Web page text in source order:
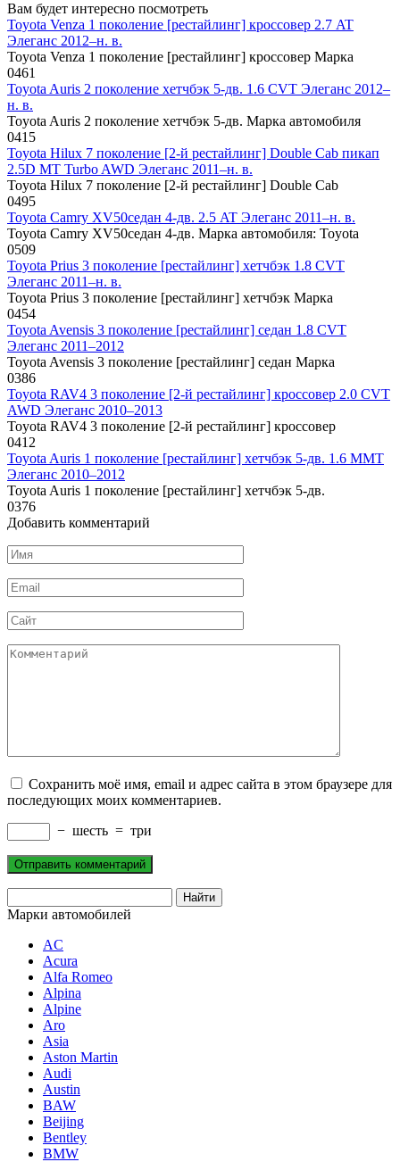
Вам будет интересно посмотреть
Toyota Venza 1 поколение [рестайлинг] кроссовер 2.7 AT
Элеганс 2012–н. в.
Toyota Venza 1 поколение [рестайлинг] кроссовер Марка
0461
Toyota Auris 2 поколение хетчбэк 5-дв. 1.6 CVT Элеганс 2012–
н. в.
Toyota Auris 2 поколение хетчбэк 5-дв. Марка автомобиля
0415
Toyota Hilux 7 поколение [2-й рестайлинг] Double Cab пикап
2.5D MT Turbo AWD Элеганс 2011–н. в.
Toyota Hilux 7 поколение [2-й рестайлинг] Double Cab
0495
Toyota Camry XV50седан 4-дв. 2.5 AT Элеганс 2011–н. в.
Toyota Camry XV50седан 4-дв. Марка автомобиля: Toyota
0509
Toyota Prius 3 поколение [рестайлинг] хетчбэк 1.8 CVT
Элеганс 2011–н. в.
Toyota Prius 3 поколение [рестайлинг] хетчбэк Марка
0454
Toyota Avensis 3 поколение [рестайлинг] седан 1.8 CVT
Элеганс 2011–2012
Toyota Avensis 3 поколение [рестайлинг] седан Марка
0386
Toyota RAV4 3 поколение [2-й рестайлинг] кроссовер 2.0 CVT
AWD Элеганс 2010–2013
Toyota RAV4 3 поколение [2-й рестайлинг] кроссовер
0412
Toyota Auris 1 поколение [рестайлинг] хетчбэк 5-дв. 1.6 MMT
Элеганс 2010–2012
Toyota Auris 1 поколение [рестайлинг] хетчбэк 5-дв.
0376
Добавить комментарий
Имя
*
Email
*
Сайт
Комментарий
Сохранить моё имя, email и адрес сайта в этом браузере для
последующих моих комментариев.
− шесть = три
Марки автомобилей
AC
Acura
Alfa Romeo
Alpina
Alpine
Aro
Asia
Aston Martin
Audi
Austin
BAW
Beijing
Bentley
BMW